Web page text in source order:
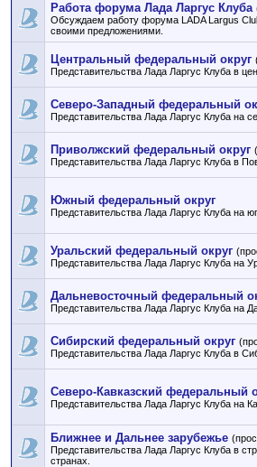
Работа форума Лада Ларгус Клуба
Обсуждаем работу форума LADA Largus
своими предложениями.
Центральный федеральный округ
Представительства Лада Ларгус Клуба в
Северо-Западный федеральный
Представительства Лада Ларгус Клуба на
Приволжский федеральный округ
Представительства Лада Ларгус Клуба в
Южный федеральный округ
Представительства Лада Ларгус Клуба на
Уральский федеральный округ
Представительства Лада Ларгус Клуба на
Дальневосточный федеральный
Представительства Лада Ларгус Клуба на
Сибирский федеральный округ
Представительства Лада Ларгус Клуба в
Северо-Кавказский федеральный
Представительства Лада Ларгус Клуба на
Ближнее и Дальнее зарубежье
Представительства Лада Ларгус Клуба в
странах.